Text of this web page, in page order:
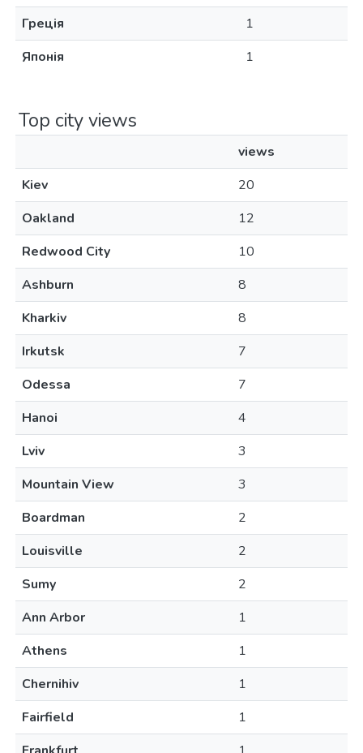
Греція
1
Японія
1
Top city views
views
Kiev
20
Oakland
12
Redwood City
10
Ashburn
8
Kharkiv
8
Irkutsk
7
Odessa
7
Hanoi
4
Lviv
3
Mountain View
3
Boardman
2
Louisville
2
Sumy
2
Ann Arbor
1
Athens
1
Chernihiv
1
Fairfield
1